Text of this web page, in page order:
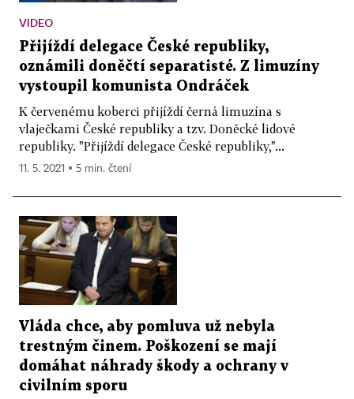
VIDEO
Přijíždí delegace České republiky,
oznámili doněčtí separatisté. Z limuzíny
vystoupil komunista Ondráček
K červenému koberci přijíždí černá limuzína s
vlaječkami České republiky a tzv. Doněcké lidové
republiky. "Přijíždí delegace České republiky,"...
11. 5. 2021 ▪ 5 min. čtení
Vláda chce, aby pomluva už nebyla
trestným činem. Poškození se mají
domáhat náhrady škody a ochrany v
civilním sporu